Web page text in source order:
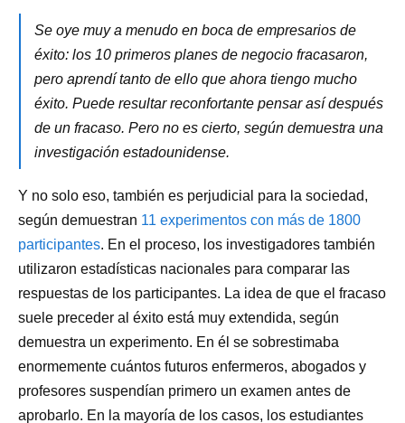
Se oye muy a menudo en boca de empresarios de
éxito: los 10 primeros planes de negocio fracasaron,
pero aprendí tanto de ello que ahora tiengo mucho
éxito. Puede resultarreconfortante pensar así después
de un fracaso. Pero no es cierto, según demuestra una
investigación estadounidense.
Y no solo eso, también es perjudicial para la sociedad,
según demuestran 11 experimentos con más de 1800
participantes. En el proceso, los investigadores también
utilizaron estadísticas nacionales para comparar las
respuestas de los participantes. La idea de que el fracaso
suele preceder al éxito está muy extendida, según
demuestra un experimento. En él se sobrestimaba
enormemente cuántos futuros enfermeros, abogados y
profesores suspendían primero un examen antes de
aprobarlo. En la mayoría de los casos, los estudiantes